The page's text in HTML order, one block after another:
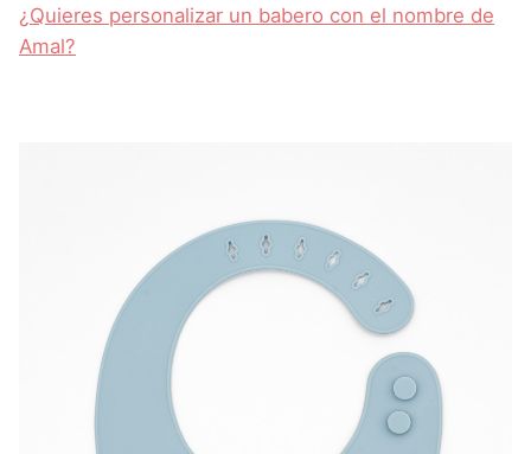
¿Quieres personalizar un babero con el nombre de
Amal?